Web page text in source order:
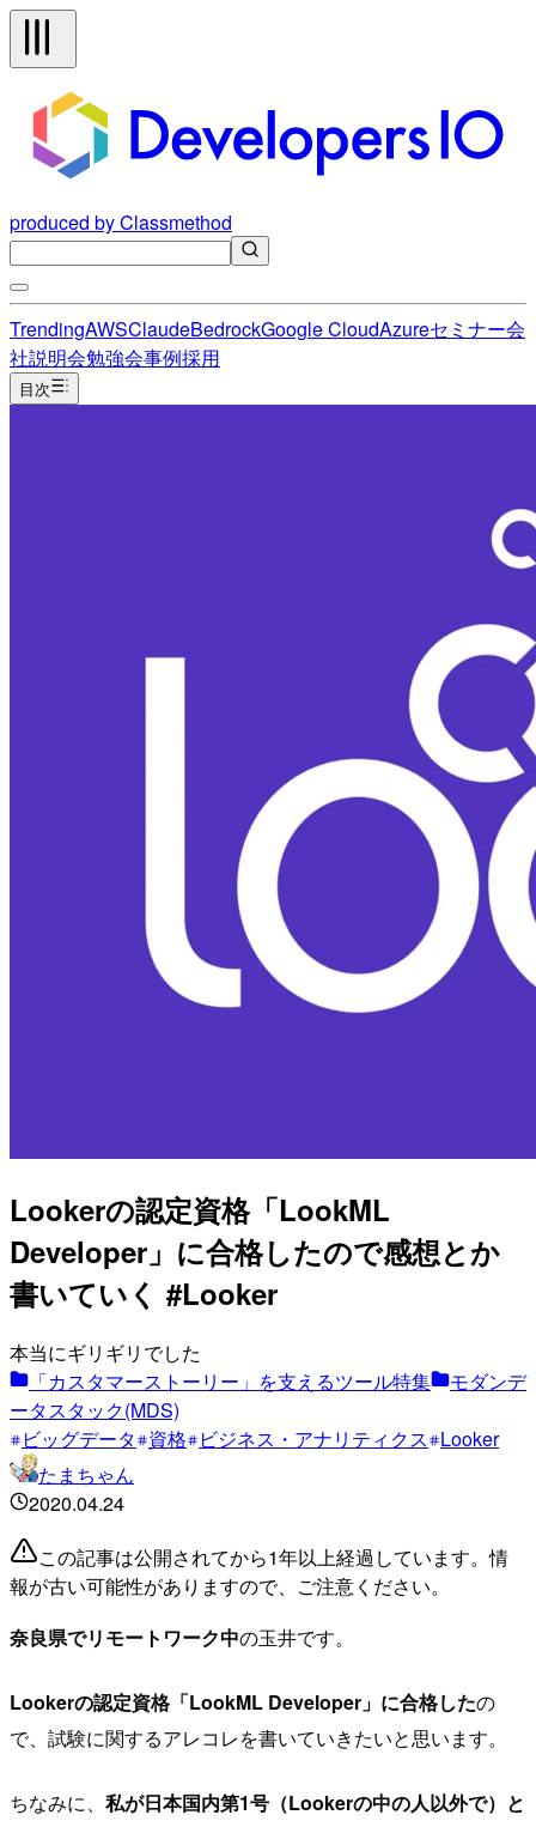
produced by Classmethod
TrendingAWSClaudeBedrockGoogle CloudAzureセミナー会
社説明会勉強会事例採用
目次
Lookerの認定資格「LookML
Developer」に合格したので感想とか
書いていく #Looker
本当にギリギリでした
「カスタマーストーリー」を支えるツール特集
モダンデ
ータスタック(MDS)
ビッグデータ 資格 ビジネス・アナリティクス Looker
たまちゃん
2020.04.24
この記事は公開されてから1年以上経過しています。情
報が古い可能性がありますので、ご注意ください。
奈良県でリモートワーク中の玉井です。
Lookerの認定資格「LookML Developer」に合格したの
で、試験に関するアレコレを書いていきたいと思います。
ちなみに、 私が日本国内第1号（Lookerの中の人以外で）と